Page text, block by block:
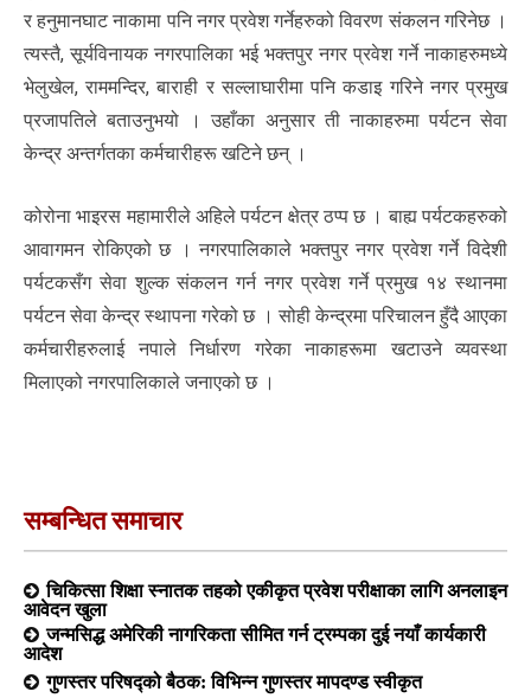
र हनुमानघाट नाकामा पनि नगर प्रवेश गर्नेहरुको विवरण संकलन गरिनेछ ।
त्यस्तै, सूर्यविनायक नगरपालिका भई भक्तपुर नगर प्रवेश गर्ने नाकाहरुमध्ये
भेलुखेल, राममन्दिर, बाराही र सल्लाघारीमा पनि कडाइ गरिने नगर प्रमुख
प्रजापतिले बताउनुभयो । उहाँका अनुसार ती नाकाहरुमा पर्यटन सेवा
केन्द्र अन्तर्गतका कर्मचारीहरू खटिने छन् ।
कोरोना भाइरस महामारीले अहिले पर्यटन क्षेत्र ठप्प छ । बाह्य पर्यटकहरुको
आवागमन रोकिएको छ । नगरपालिकाले भक्तपुर नगर प्रवेश गर्ने विदेशी
पर्यटकसँग सेवा शुल्क संकलन गर्न नगर प्रवेश गर्ने प्रमुख १४ स्थानमा
पर्यटन सेवा केन्द्र स्थापना गरेको छ । सोही केन्द्रमा परिचालन हुँदै आएका
कर्मचारीहरुलाई नपाले निर्धारण गरेका नाकाहरूमा खटाउने व्यवस्था
मिलाएको नगरपालिकाले जनाएको छ ।
सम्बन्धित समाचार
चिकित्सा शिक्षा स्नातक तहको एकीकृत प्रवेश परीक्षाका लागि अनलाइन
आवेदन खुला
जन्मसिद्ध अमेरिकी नागरिकता सीमित गर्न ट्रम्पका दुई नयाँ कार्यकारी
आदेश
गुणस्तर परिषद्को बैठक: विभिन्न गुणस्तर मापदण्ड स्वीकृत